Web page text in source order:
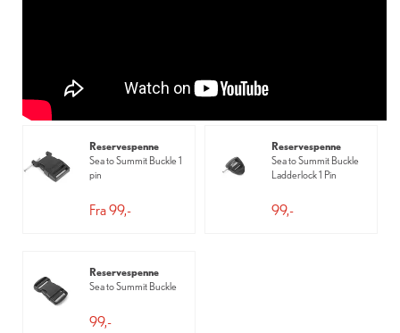
Reservespenne
Sea to Summit Buckle 1
pin
Fra 99,-
Reservespenne
Sea to Summit Buckle
Ladderlock 1 Pin
99,-
Reservespenne
Sea to Summit Buckle
99,-